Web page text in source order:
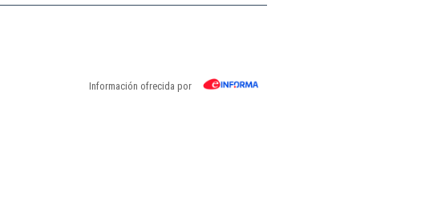
Información ofrecida por